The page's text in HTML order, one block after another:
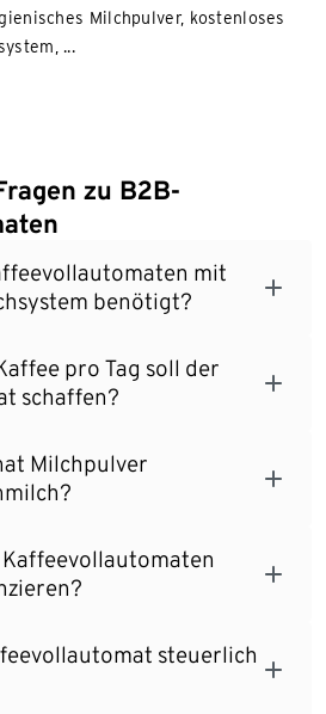
Milchpulver, kostenloses
...
zu B2B-
mit
benötigt?
pro Tag soll der
schaffen?
Milchpulver
steuerlich